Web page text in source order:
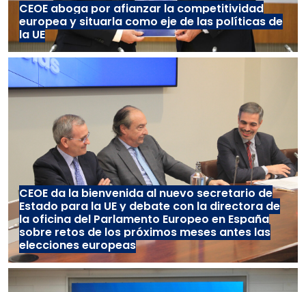
CEOE aboga por afianzar la competitividad
europea y situarla como eje de las políticas de
la UE
CEOE da la bienvenida al nuevo secretario de
Estado para la UE y debate con la directora de
la oficina del Parlamento Europeo en España
sobre retos de los próximos meses antes las
elecciones europeas